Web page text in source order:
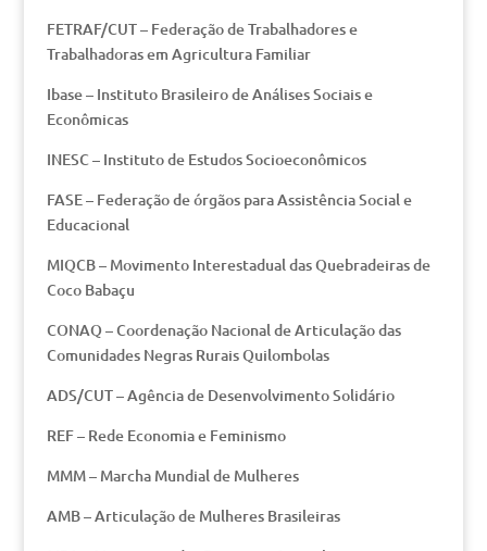
FETRAF/CUT – Federação de Trabalhadores e
Trabalhadoras em Agricultura Familiar
Ibase – Instituto Brasileiro de Análises Sociais e
Econômicas
INESC – Instituto de Estudos Socioeconômicos
FASE – Federação de órgãos para Assistência Social e
Educacional
MIQCB – Movimento Interestadual das Quebradeiras de
Coco Babaçu
CONAQ – Coordenação Nacional de Articulação das
Comunidades Negras Rurais Quilombolas
ADS/CUT – Agência de Desenvolvimento Solidário
REF – Rede Economia e Feminismo
MMM – Marcha Mundial de Mulheres
AMB – Articulação de Mulheres Brasileiras